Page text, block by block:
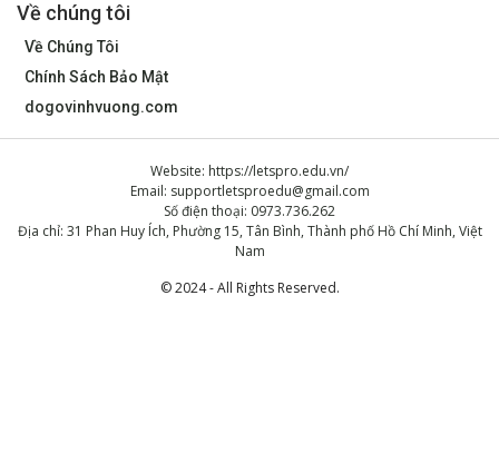
Về chúng tôi
Về Chúng Tôi
Chính Sách Bảo Mật
dogovinhvuong.com
Website: https://letspro.edu.vn/
Email: supportletsproedu@gmail.com
Số điện thoại: 0973.736.262
Địa chỉ: 31 Phan Huy Ích, Phường 15, Tân Bình, Thành phố Hồ Chí Minh, Việt
Nam
© 2024 - All Rights Reserved.